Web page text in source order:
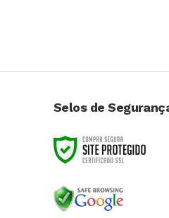
Selos de